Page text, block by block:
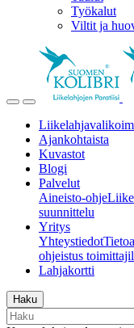
Työkalut
Viltit ja
Ajankohtaista
Kuvastot
Blogi
Palvelut
Aineisto-ohje
suunnittelu
Yritys
Yhteystiedot
ohjeistus
Lahjakortti
Haku